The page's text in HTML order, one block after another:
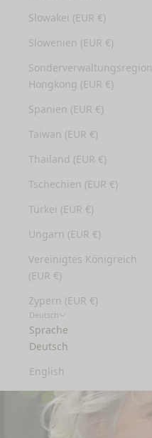
Slowakei (EUR €)
Slowenien (EUR €)
Sonderverwaltungsregion
Hongkong (EUR €)
Spanien (EUR €)
Taiwan (EUR €)
Thailand (EUR €)
Tschechien (EUR €)
Türkei (EUR €)
Ungarn (EUR €)
Vereinigtes Königreich
(EUR €)
Zypern (EUR €)
Deutsch
Sprache
Deutsch
English